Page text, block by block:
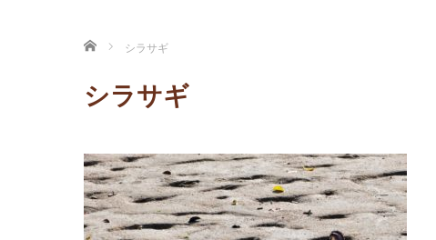
ホーム シラサギ
シラサギ